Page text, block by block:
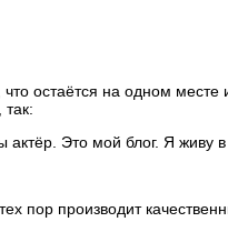
остаётся на одном
Это мой блог. Я живу
пор производит